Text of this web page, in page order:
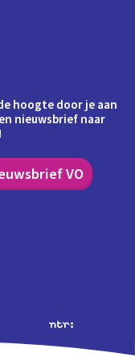
hoogte door je aan
nieuwsbrief naar
VO